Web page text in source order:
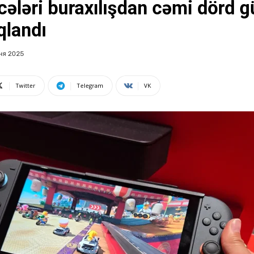
buraxılışdan cəmi dörd
2025
Twitter Telegram VK